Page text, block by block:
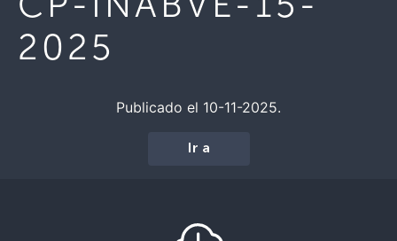
2025
Publicado el 10-11-2025.
Ir a